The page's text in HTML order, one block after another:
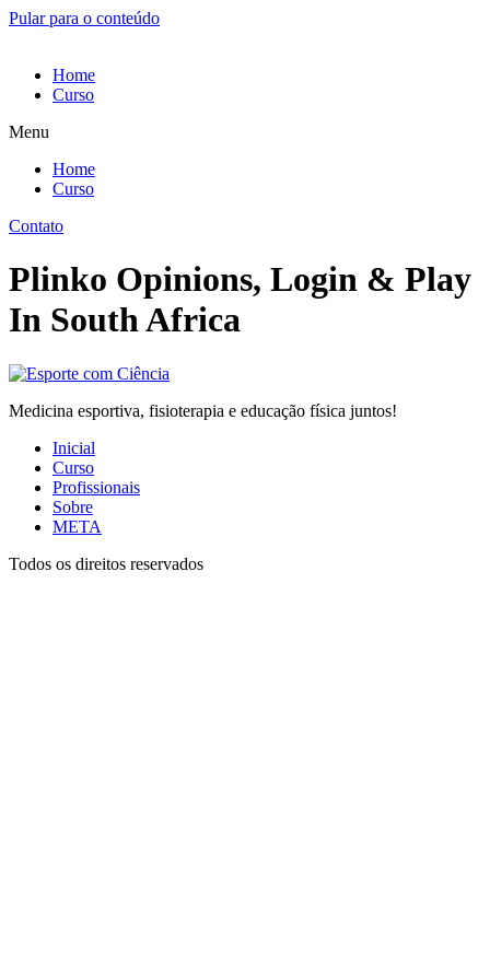
Pular para o conteúdo
Home
Curso
Menu
Home
Curso
Contato
Plinko Opinions, Login & Play
In South Africa
Medicina esportiva, fisioterapia e educação física juntos!
Inicial
Curso
Profissionais
Sobre
META
Todos os direitos reservados